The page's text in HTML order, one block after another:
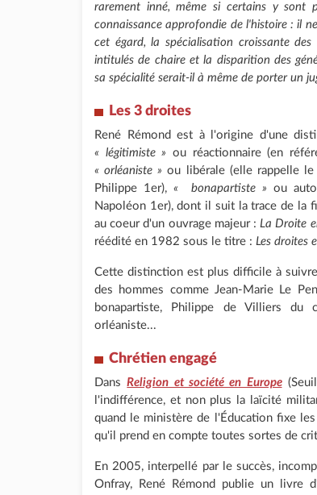
rarement inné, même si certains y sont
connaissance approfondie de l'histoire : il
cet égard, la spécialisation croissante
intitulés de chaire et la disparition des
sa spécialité serait-il à même de porter un
Les 3 droites
René Rémond est à l'origine d'une
« légitimiste » ou réactionnaire (en
« orléaniste » ou libérale (elle rappelle
Philippe 1er),« bonapartiste » ou
Napoléon 1er), dont il suit la trace de la
au coeur d'un ouvrage majeur :La Droite
réédité en 1982 sous le titre : Les droites
Cette distinction est plus difficile à
des hommes comme Jean-Marie Le
bonapartiste, Philippe de Villiers du
orléaniste...
Chrétien engagé
DansReligion et société en Europe
l'indifférence, et non plus la laïcité
quand le ministère de l'Éducation fixe
qu'il prend en compte toutes sortes de
En 2005, interpellé par le succès,
Onfray, René Rémond publie un livre